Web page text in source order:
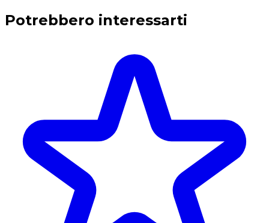
Potrebbero interessarti